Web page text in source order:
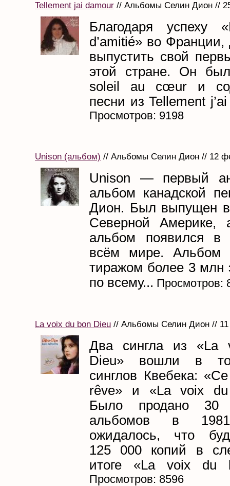
Tellement jai damour // Альбомы Селин Дион //
Благодаря успеху
d’amitié» во Франции,
выпустить свой
этой стране. Он
soleil au cœur и
песни из Tellement
Просмотров: 9198
Unison (альбом) // Альбомы Селин Дион // 12
Unison — первый
альбом канадской
Дион. Был выпущен в
Северной Америке,
альбом появился в
всём мире. Альбом
тиражом более 3 млн
по всему... Просмотров:
La voix du bon Dieu // Альбомы Селин Дион // 11
Два сингла из «La
Dieu» вошли в
синглов Квебека:
rêve» и «La voix
Было продано 30
альбомов в
ожидалось, что
125 000 копий в
итоге «La voix du
Просмотров: 8596